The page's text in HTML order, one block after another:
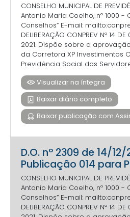
CONSELHO MUNICIPAL DE
Antonio Maria Coelho, nº 1000 -
Conselhos” E-mail:
DELIBERAÇÃO CONPREV Nº 14
2021. Dispõe sobre a
da Corretora XP Investimentos
Previdência Social dos
Visualizar na íntegra
Baixar diário completo
Baixar publicação com
D.O. nº 2309 de 14/12/
Publicação 014 para
CONSELHO MUNICIPAL DE
Antonio Maria Coelho, nº 1000 -
Conselhos” E-mail:
DELIBERAÇÃO CONPREV Nº 14